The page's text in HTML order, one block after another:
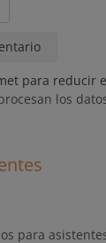
para reducir
los
para